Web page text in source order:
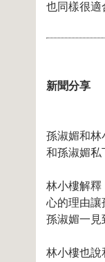
也同樣很適
新聞分享
孫淑媚和林
和孫淑媚私
林小樓解釋
心的理由讓
孫淑媚一見
林小樓也說